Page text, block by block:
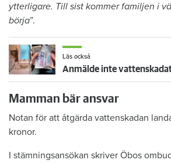
ytterligare. Till sist kommer familjen i
börja”.
Läs också
Mamman bär ansvar
Notan för att åtgärda vattenskadan
kronor.
I stämningsansökan skriver Öbos